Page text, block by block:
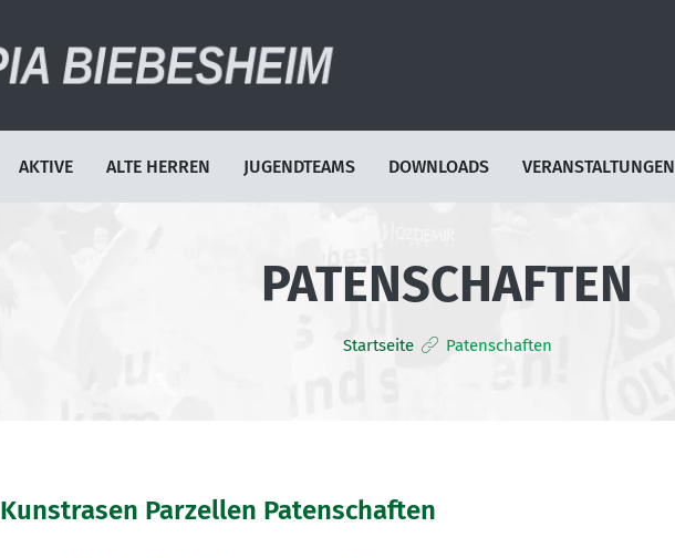
AKTIVE ALTE HERREN JUGENDTEAMS DOWNLOADS VERANSTALTUNGEN
PATENSCHAFTEN
Startseite Patenschaften
Kunstrasen Parzellen Patenschaften